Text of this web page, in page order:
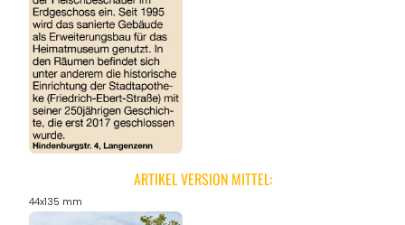
ARTIKEL VERSION MITTEL:
44x135 mm